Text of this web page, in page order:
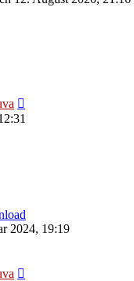
2024, 19:19